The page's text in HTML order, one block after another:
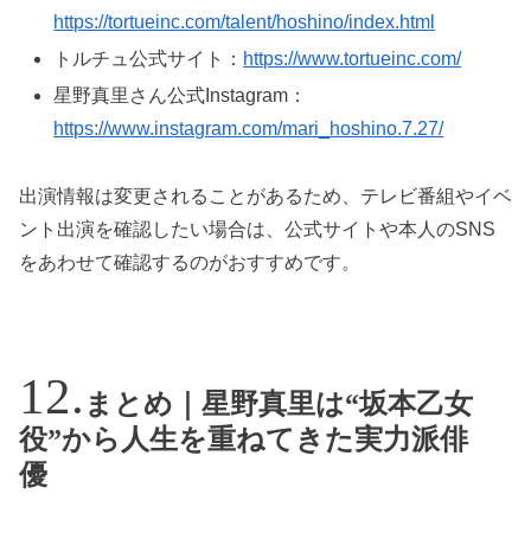
https://tortueinc.com/talent/hoshino/index.html
トルチュ公式サイト： https://www.tortueinc.com/
星野真里さん公式Instagram：
https://www.instagram.com/mari_hoshino.7.27/
出演情報は変更されることがあるため、テレビ番組やイベ
ント出演を確認したい場合は、公式サイトや本人のSNS
をあわせて確認するのがおすすめです。
まとめ｜星野真里は“坂本乙女
役”から人生を重ねてきた実力派俳
優